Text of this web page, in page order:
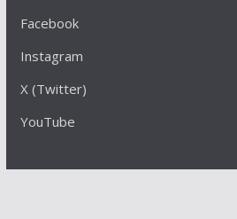
Facebook
Instagram
X (Twitter)
YouTube